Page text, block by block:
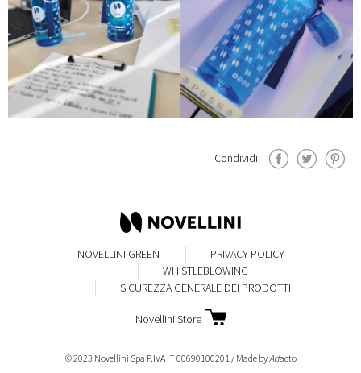
Condividi
NOVELLINI GREEN
PRIVACY POLICY
WHISTLEBLOWING
SICUREZZA GENERALE DEI PRODOTTI
Novellini Store
© 2023 Novellini Spa P.IVA IT 00690100201 / Made by Adacto